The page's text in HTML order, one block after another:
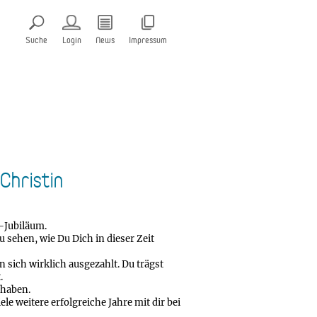
Suche Login News Impressum
sehen, wie Du Dich in dieser Zeit
sich wirklich ausgezahlt. Du trägst
weitere erfolgreiche Jahre mit dir bei